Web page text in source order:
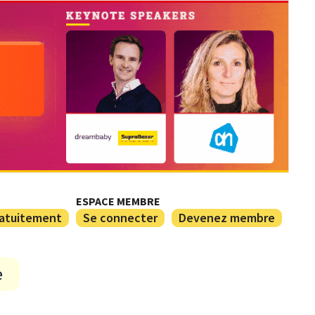
ESPACE MEMBRE
Se connecter Devenez membre